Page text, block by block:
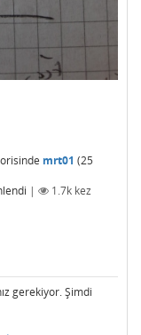
mrt01 (25
| 1.7k kez
gerekiyor. Şimdi